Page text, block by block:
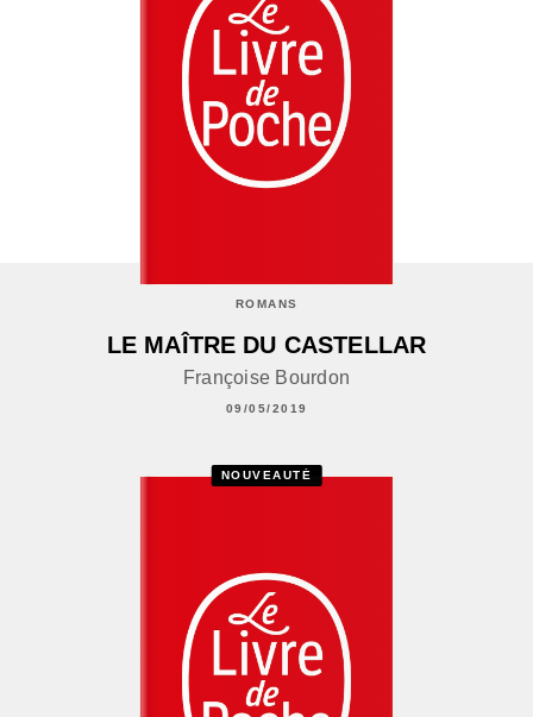
ROMANS
LE MAÎTRE DU CASTELLAR
Françoise Bourdon
09/05/2019
NOUVEAUTÉ